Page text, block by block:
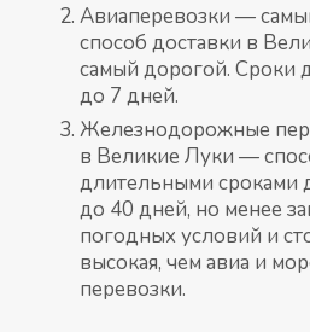
Авиаперевозки —
способ доставки в
самый дорогой. Сроки
до 7 дней.
Железнодорожные
в Великие Луки —
длительными сроками
до 40 дней, но менее
погодных условий и
высокая, чем авиа и
перевозки.